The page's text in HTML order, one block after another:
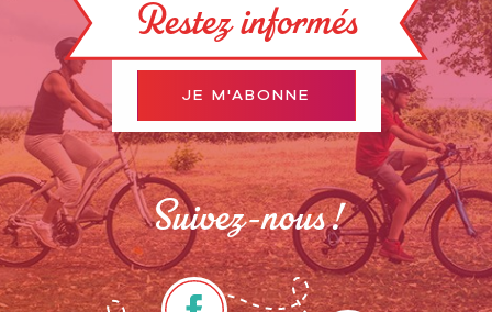
Restez informés
JE M'ABONNE
Suivez-nous !